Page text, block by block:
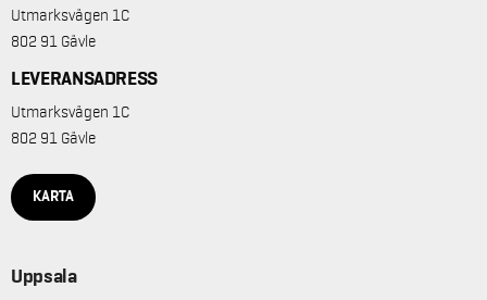
Utmarksvägen 1C
802 91 Gävle
LEVERANSADRESS
Utmarksvägen 1C
802 91 Gävle
KARTA
Uppsala